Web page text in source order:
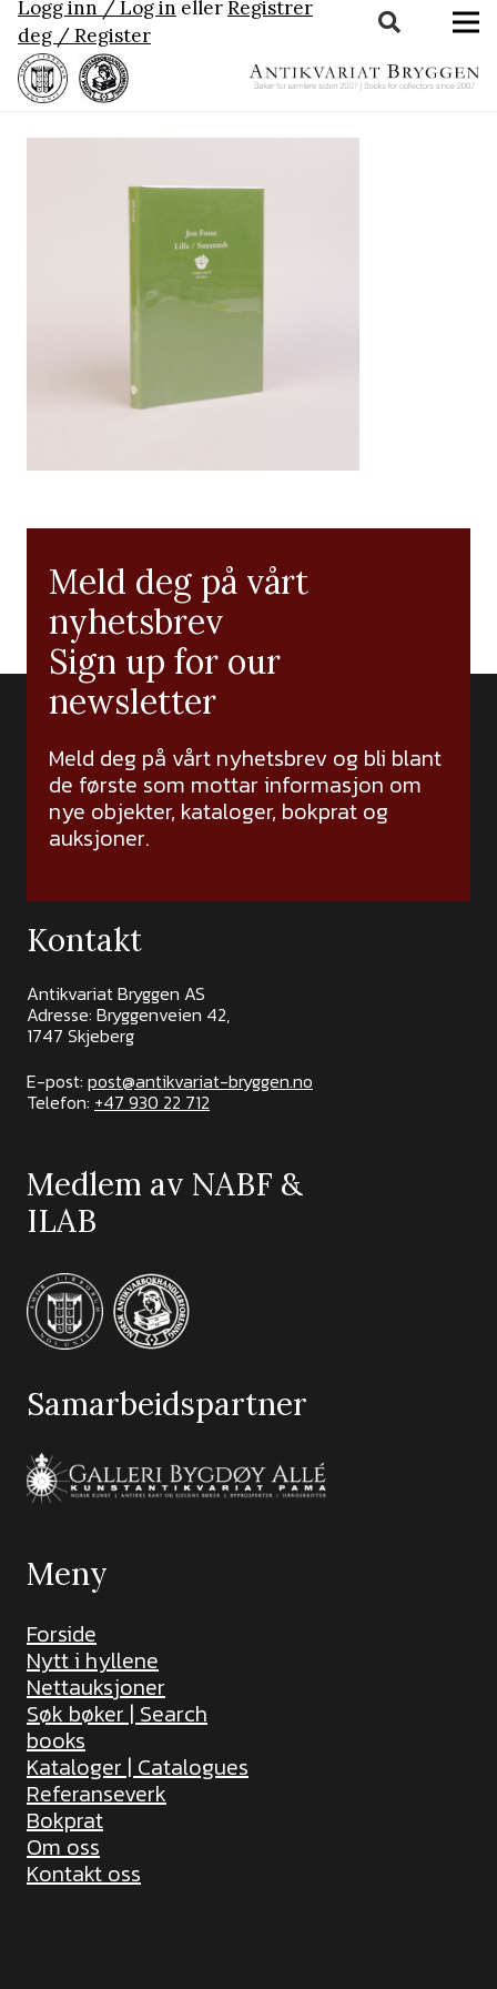
Logg inn / Log in ellerRegistrer
deg / Register
Meld deg på vårt
nyhetsbrev
Sign up for our
newsletter
Meld deg på vårt nyhetsbrev og bli blant
de første som mottar informasjon om
nye objekter, kataloger, bokprat og
auksjoner.
Kontakt
Antikvariat Bryggen AS
Adresse: Bryggenveien 42,
1747 Skjeberg
E-post: post@antikvariat-bryggen.no
Telefon: +47 930 22 712
Medlem av NABF &
ILAB
Samarbeidspartner
Meny
Forside
Nytt i hyllene
Nettauksjoner
Søk bøker | Search
books
Kataloger | Catalogues
Referanseverk
Bokprat
Om oss
Kontakt oss